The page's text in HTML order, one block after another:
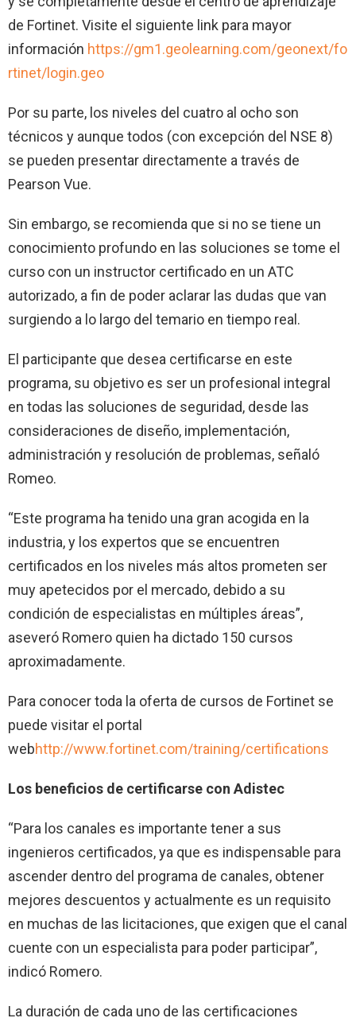
de Fortinet. Visite el siguiente link para mayor
información https://gm1.geolearning.com/geonext/fo
rtinet/login.geo
Por su parte, los niveles del cuatro al ocho son
técnicos y aunque todos (con excepción del NSE 8)
se pueden presentar directamente a través de
Pearson Vue.
Sin embargo, se recomienda que si no se tiene un
conocimiento profundo en las soluciones se tome el
curso con un instructor certificado en un ATC
autorizado, a fin de poder aclarar las dudas que van
surgiendo a lo largo del temario en tiempo real.
El participante que desea certificarse en este
programa, su objetivo es ser un profesional integral
en todas las soluciones de seguridad, desde las
consideraciones de diseño, implementación,
administración y resolución de problemas, señaló
Romeo.
“Este programa ha tenido una gran acogida en la
industria, y los expertos que se encuentren
certificados en los niveles más altos prometen ser
muy apetecidos por el mercado, debido a su
condición de especialistas en múltiples áreas”,
aseveró Romero quien ha dictado 150 cursos
aproximadamente.
Para conocer toda la oferta de cursos de Fortinet se
puede visitar el portal
webhttp://www.fortinet.com/training/certifications
Los beneficios de certificarse con Adistec
“Para los canales es importante tener a sus
ingenieros certificados, ya que es indispensable para
ascender dentro del programa de canales, obtener
mejores descuentos y actualmente es un requisito
en muchas de las licitaciones, que exigen que el canal
cuente con un especialista para poder participar”,
indicó Romero.
La duración de cada uno de las certificaciones